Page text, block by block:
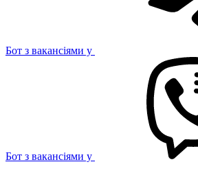
Бот з вакансіями у
Бот з вакансіями у